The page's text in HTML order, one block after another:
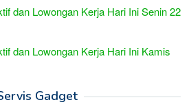
dan Lowongan Kerja Hari Ini Senin 22
dan Lowongan Kerja Hari Ini Kamis
Gadget